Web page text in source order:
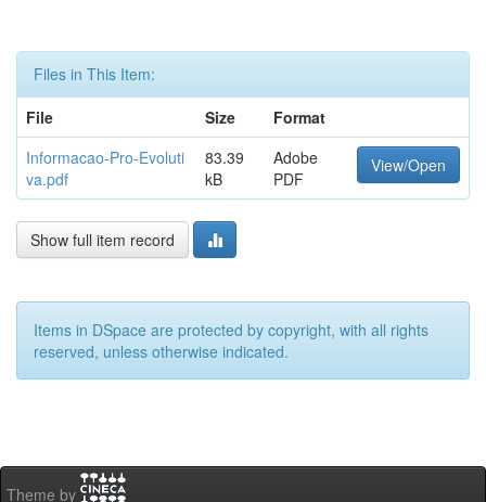
Files in This Item:
File
Size
Format
Informacao-Pro-Evoluti
va.pdf
83.39
kB
Adobe
PDF
View/Open
Show full item record
Items in DSpace are protected by copyright, with all rights
reserved, unless otherwise indicated.
Theme by